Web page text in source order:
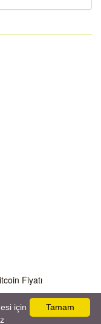
Fiyatı
kripto para piyasaları
herhangi bir kripto paraya
Tamam
için